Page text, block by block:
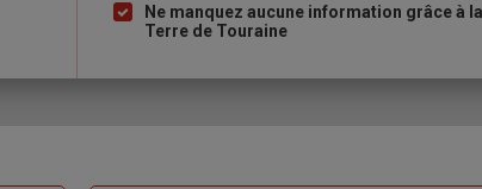
Ne manquez aucune information grâce à
Terre de Touraine